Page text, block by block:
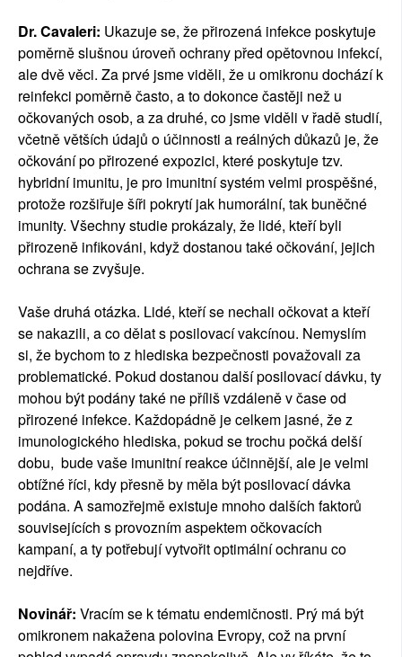
Dr. Cavaleri: Ukazuje se, že přirozená infekce poskytuje
poměrně slušnou úroveň ochrany před opětovnou infekcí,
ale dvě věci. Za prvé jsme viděli, že u omikronu dochází k
reinfekci poměrně často, a to dokonce častěji než u
očkovaných osob, a za druhé, co jsme viděli v řadě studií,
včetně větších údajů o účinnosti a reálných důkazů je, že
očkování po přirozené expozici, které poskytuje tzv.
hybridní imunitu, je pro imunitní systém velmi prospěšné,
protože rozšiřuje šíři pokrytí jak humorální, tak buněčné
imunity. Všechny studie prokázaly, že lidé, kteří byli
přirozeně infikováni, když dostanou také očkování, jejich
ochrana se zvyšuje.
Vaše druhá otázka. Lidé, kteří se nechali očkovat a kteří
se nakazili, a co dělat s posilovací vakcínou. Nemyslím
si, že bychom to z hlediska bezpečnosti považovali za
problematické. Pokud dostanou další posilovací dávku, ty
mohou být podány také ne příliš vzdáleně v čase od
přirozené infekce. Každopádně je celkem jasné, že z
imunologického hlediska, pokud se trochu počká delší
dobu, bude vaše imunitní reakce účinnější, ale je velmi
obtížné říci, kdy přesně by měla být posilovací dávka
podána. A samozřejmě existuje mnoho dalších faktorů
souvisejících s provozním aspektem očkovacích
kampaní, a ty potřebují vytvořit optimální ochranu co
nejdříve.
Novinář: Vracím se k tématu endemičnosti. Prý má být
omikronem nakažena polovina Evropy, což na první